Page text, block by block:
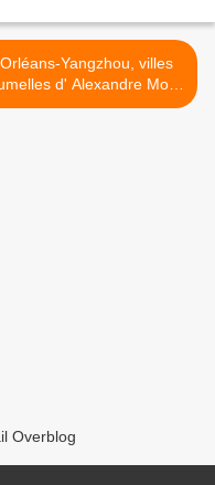
Orléans-Yangzhou, villes
d' Alexandre Moix
reçoit 2 prix au Festival
Overblog